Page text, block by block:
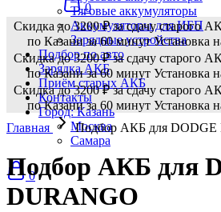
Тяговые аккумуляторы
Аккумуляторы для ИБП
Зарядные устройства
Подбор по авто
Зарядка АКБ
Приём старых АКБ
Контакты
Город: Казань
Москва
Самара
0
0
Скидка до 3200 ₽ за сдачу старого
по Казани за 60 минут Установка
Скидка до 3200 ₽ за сдачу старого
по Казани за 60 минут Установка
Скидка до 3200 ₽ за сдачу старого
по Казани за 60 минут Установка
Главная
Подбор АКБ для DODGE
Подбор АКБ для
DURANGO